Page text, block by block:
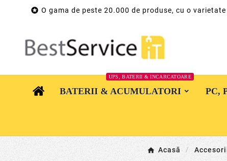
 O gama de peste 20.000 de produse, cu o
BATERII & ACUMULATORI
UPS, BATERII & INCARCATOARE
PC,
Acasă